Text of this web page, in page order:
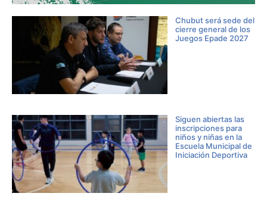
Chubut será sede del
cierre general de los
Juegos Epade 2027
Siguen abiertas las
inscripciones para
niños y niñas en la
Escuela Municipal de
Iniciación Deportiva